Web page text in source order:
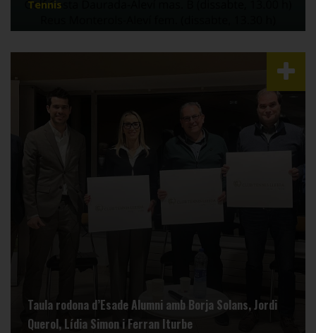
Tennis
Taula rodona d’Esade Alumni amb Borja Solans, Jordi
Querol, Lídia Simon i Ferran Iturbe